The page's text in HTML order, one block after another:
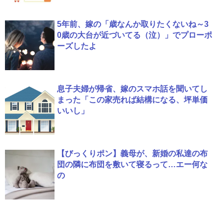
5年前、嫁の「歳なんか取りたくないね～3
0歳の大台が近づいてる（泣）」でプローポ
ーズしたよ
息子夫婦が帰省、嫁のスマホ話を聞いてし
まった「この家売れば結構になる、坪単価
いいし」
【びっくりポン】義母が、新婚の私達の布
団の隣に布団を敷いて寝るって…エー何な
の